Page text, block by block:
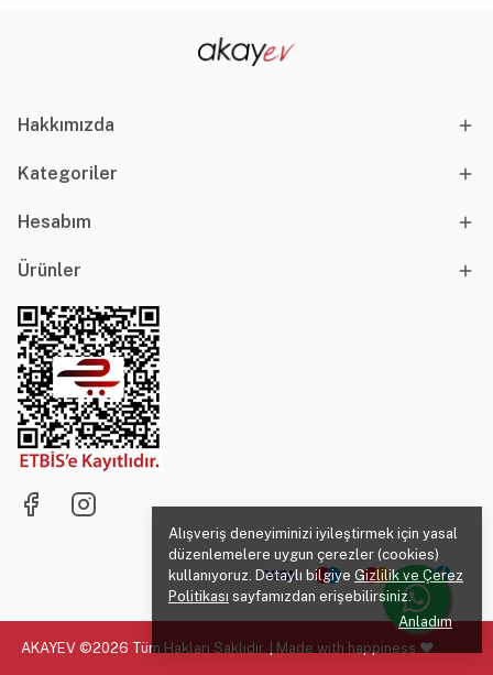
Alışveriş deneyiminizi iyileştirmek için yasal
düzenlemelere uygun çerezler (cookies)
kullanıyoruz. Detaylı bilgiye Gizlilik ve Çerez
Politikası sayfamızdan erişebilirsiniz.
Anladım
Hakkımızda
Kategoriler
Hesabım
Ürünler
AKAYEV ©2026 Tüm Hakları Saklıdır. | Made with happiness ♥